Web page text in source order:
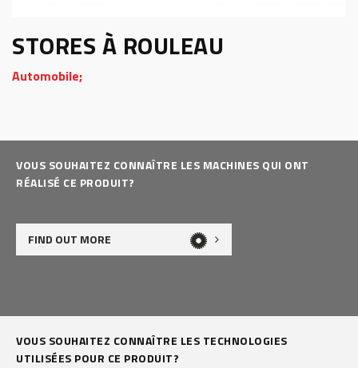
STORES À ROULEAU
Automobile;
VOUS SOUHAITEZ CONNAÎTRE LES MACHINES QUI ONT
RÉALISÉ CE PRODUIT?
FIND OUT MORE
VOUS SOUHAITEZ CONNAÎTRE LES TECHNOLOGIES
UTILISÉES POUR CE PRODUIT?